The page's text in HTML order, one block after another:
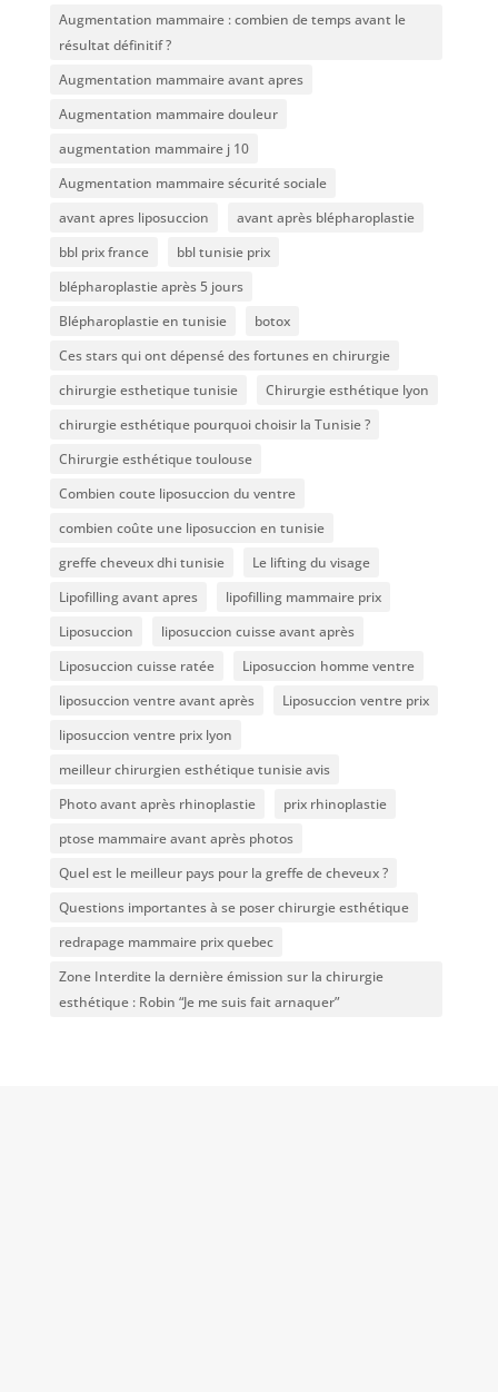
Augmentation mammaire : combien de temps avant le
résultat définitif ?
Augmentation mammaire avant apres
Augmentation mammaire douleur
augmentation mammaire j 10
Augmentation mammaire sécurité sociale
avant apres liposuccion
avant après blépharoplastie
bbl prix france
bbl tunisie prix
blépharoplastie après 5 jours
Blépharoplastie en tunisie
botox
Ces stars qui ont dépensé des fortunes en chirurgie
chirurgie esthetique tunisie
Chirurgie esthétique lyon
chirurgie esthétique pourquoi choisir la Tunisie ?
Chirurgie esthétique toulouse
Combien coute liposuccion du ventre​
combien coûte une liposuccion en tunisie
greffe cheveux dhi tunisie
Le lifting du visage
Lipofilling avant apres
lipofilling mammaire prix
Liposuccion
liposuccion cuisse avant après
Liposuccion cuisse ratée
Liposuccion homme ventre
liposuccion ventre avant après
Liposuccion ventre prix
liposuccion ventre prix lyon
meilleur chirurgien esthétique tunisie avis
Photo avant après rhinoplastie
prix rhinoplastie
ptose mammaire avant après photos
Quel est le meilleur pays pour la greffe de cheveux ?
Questions importantes à se poser chirurgie esthétique
redrapage mammaire prix quebec
Zone Interdite la dernière émission sur la chirurgie
esthétique : Robin “Je me suis fait arnaquer”